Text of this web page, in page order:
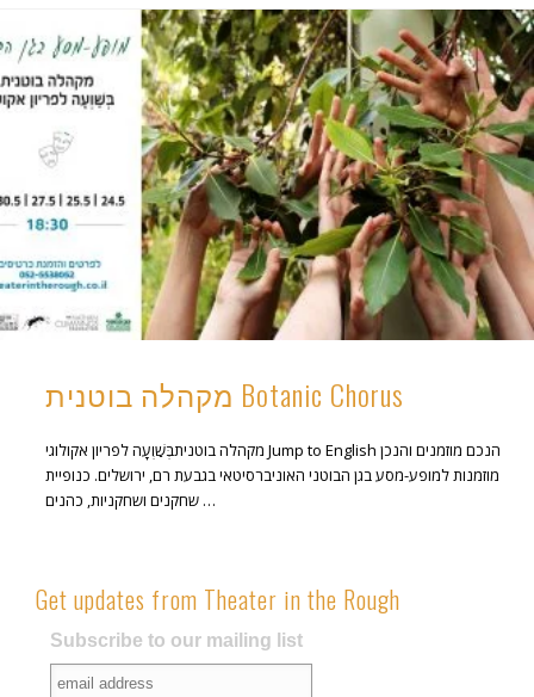
מקהלה בוטנית Botanic Chorus
מקהלה בוטניתבְּשַׁוְעָה לפריון אקולוגי Jump to English הנכם מוזמנים והנכן
מוזמנות למופע-מסע בגן הבוטני האוניברסיטאי בגבעת רם, ירושלים. כנופיית
שחקנים ושחקניות, כהנים …
Get updates from Theater in the Rough
Subscribe to our mailing list